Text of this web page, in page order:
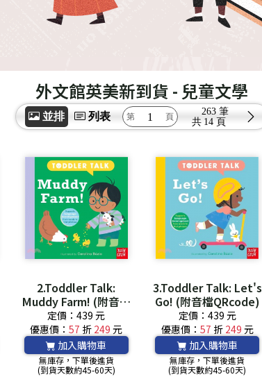
外文館英美新到貨 - 兒童文學
並排 列表 共
263 筆
14 頁
2.Toddler Talk:
Muddy Farm! (附音檔
QRcode)
定價：439 元
優惠價：57 折 249 元
加入購物車
無庫存，下單後進貨
(到貨天數約45-60天)
3.Toddler Talk: Let's
Go! (附音檔QRcode)
定價：439 元
優惠價： 57 折 249 元
加入購物車
無庫存，下單後進貨
(到貨天數約45-60天)